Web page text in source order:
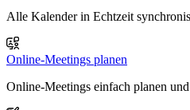
Alle Kalender in Echtzeit
Online-Meetings planen
Online-Meetings einfach planen